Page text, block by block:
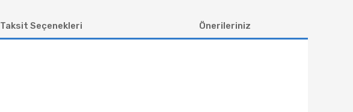
Taksit Seçenekleri Önerileriniz